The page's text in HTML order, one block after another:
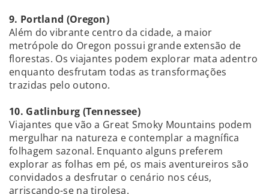
9. Portland (Oregon)
Além do vibrante centro da cidade, a maior
metrópole do Oregon possui grande extensão de
florestas. Os viajantes podem explorar mata adentro
enquanto desfrutam todas as transformações
trazidas pelo outono.
10. Gatlinburg (Tennessee)
Viajantes que vão a Great Smoky Mountains podem
mergulhar na natureza e contemplar a magnífica
folhagem sazonal. Enquanto alguns preferem
explorar as folhas em pé, os mais aventureiros são
convidados a desfrutar o cenário nos céus,
arriscando-se na tirolesa.